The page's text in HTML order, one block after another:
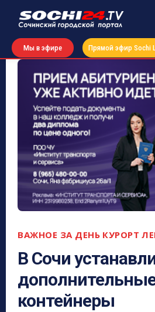
Мы в эфире Прямой эфир Sochi
ВАЖНОЕ ЗА ДЕНЬ КУРОРТ
В Сочи
контейнеры